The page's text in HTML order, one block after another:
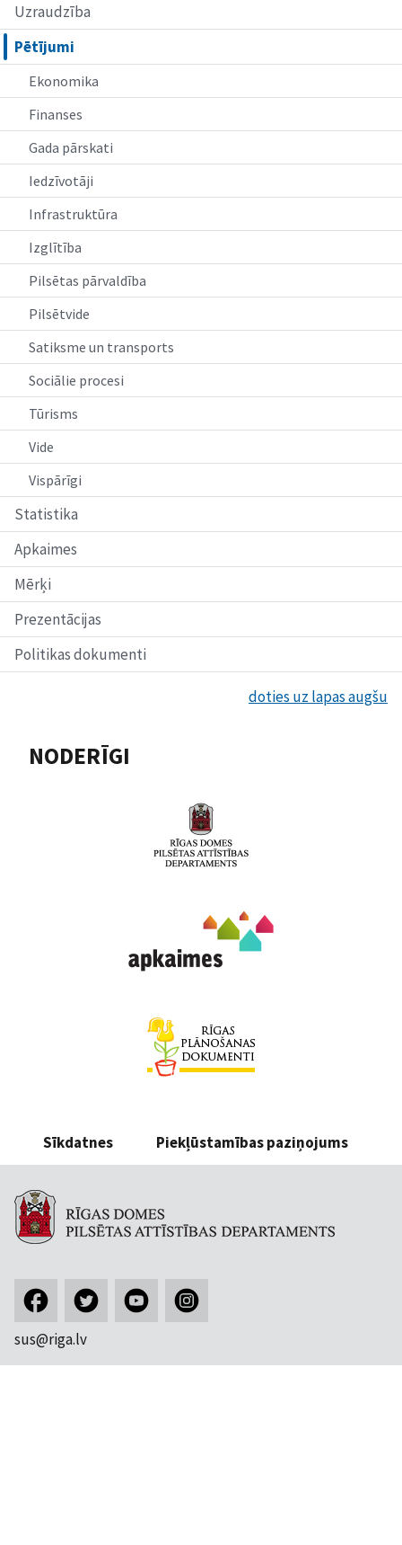
Uzraudzība
Pētījumi
Ekonomika
Finanses
Gada pārskati
Iedzīvotāji
Infrastruktūra
Izglītība
Pilsētas pārvaldība
Pilsētvide
Satiksme un transports
Sociālie procesi
Tūrisms
Vide
Vispārīgi
Statistika
Apkaimes
Mērķi
Prezentācijas
Politikas dokumenti
doties uz lapas augšu
NODERĪGI
Sīkdatnes Piekļūstamības paziņojums
sus@riga.lv